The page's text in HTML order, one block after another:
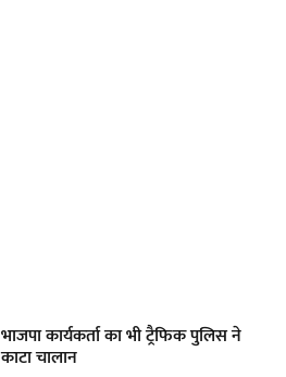
भाजपा कार्यकर्ता का भी ट्रैफिक पुलिस ने
काटा चालान